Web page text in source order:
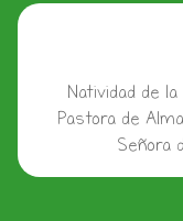
Natividad de
Pastora de
Señora